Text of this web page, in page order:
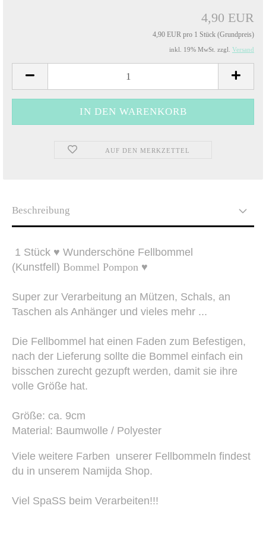
4,90 EUR
4,90 EUR pro 1 Stück (Grundpreis)
inkl. 19% MwSt. zzgl. Versand
AUF DEN MERKZETTEL
Beschreibung
1 Stück ♥ Wunderschöne Fellbommel
(Kunstfell) Bommel Pompon ♥
Super zur Verarbeitung an Mützen, Schals, an
Taschen als Anhänger und vieles mehr ...
Die Fellbommel hat einen Faden zum Befestigen,
nach der Lieferung sollte die Bommel einfach ein
bisschen zurecht gezupft werden, damit sie ihre
volle Größe hat.
Größe: ca. 9cm
Material: Baumwolle / Polyester
Viele weitere Farben unserer Fellbommeln findest
du in unserem Namijda Shop.
Viel SpaSS beim Verarbeiten!!!